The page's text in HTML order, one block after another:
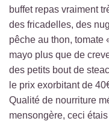
buffet repas vraiment
des fricadelles, des
pêche au thon, tomate
mayo plus que de
des petits bout de
le prix exorbitant de
Qualité de nourriture
mensongère, ceci